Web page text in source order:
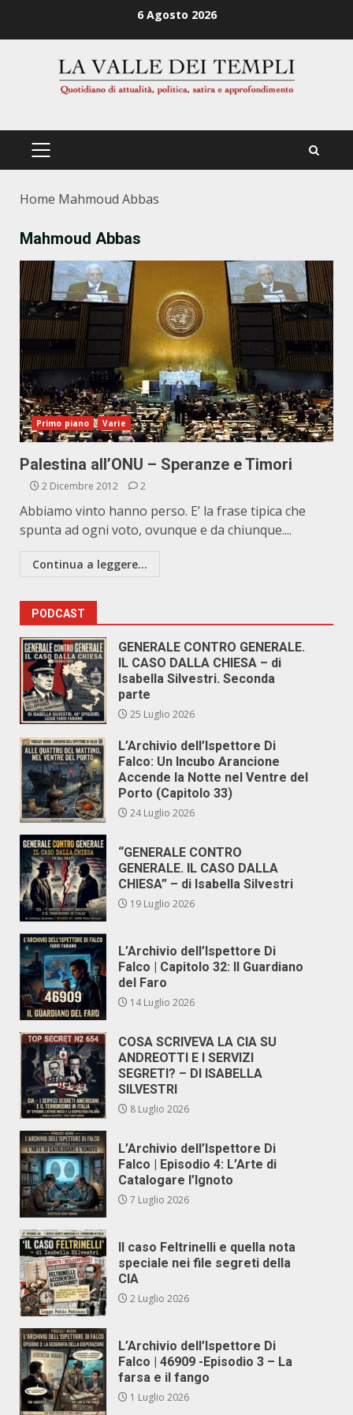
6 Agosto 2026
PRIMÄRES
Home Mahmoud Abbas
Mahmoud Abbas
Primo piano Varie
Palestina all’ONU – Speranze e Timori
2 Dicembre 2012 2
Abbiamo vinto hanno perso. E’ la frase tipica che
spunta ad ogni voto, ovunque e da chiunque....
Continua a leggere...
PODCAST
GENERALE CONTRO GENERALE.
IL CASO DALLA CHIESA – di
Isabella Silvestri. Seconda
parte
25 Luglio 2026
L’Archivio dell’Ispettore Di
Falco: Un Incubo Arancione
Accende la Notte nel Ventre del
Porto (Capitolo 33)
24 Luglio 2026
“GENERALE CONTRO
GENERALE. IL CASO DALLA
CHIESA” – di Isabella Silvestri
19 Luglio 2026
L’Archivio dell’Ispettore Di
Falco | Capitolo 32: Il Guardiano
del Faro
14 Luglio 2026
COSA SCRIVEVA LA CIA SU
ANDREOTTI E I SERVIZI
SEGRETI? – DI ISABELLA
SILVESTRI
8 Luglio 2026
L’Archivio dell’Ispettore Di
Falco | Episodio 4: L’Arte di
Catalogare l’Ignoto
7 Luglio 2026
Il caso Feltrinelli e quella nota
speciale nei file segreti della
CIA
2 Luglio 2026
L’Archivio dell’Ispettore Di
Falco | 46909 -Episodio 3 – La
farsa e il fango
1 Luglio 2026